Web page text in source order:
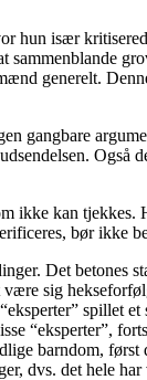
hun især
generelt.
gangbare
Også
ikke kan tjekkes.
bør ikke
Det betones
sig
spillet et
“eksperter”,
barndom, først
dvs. det hele